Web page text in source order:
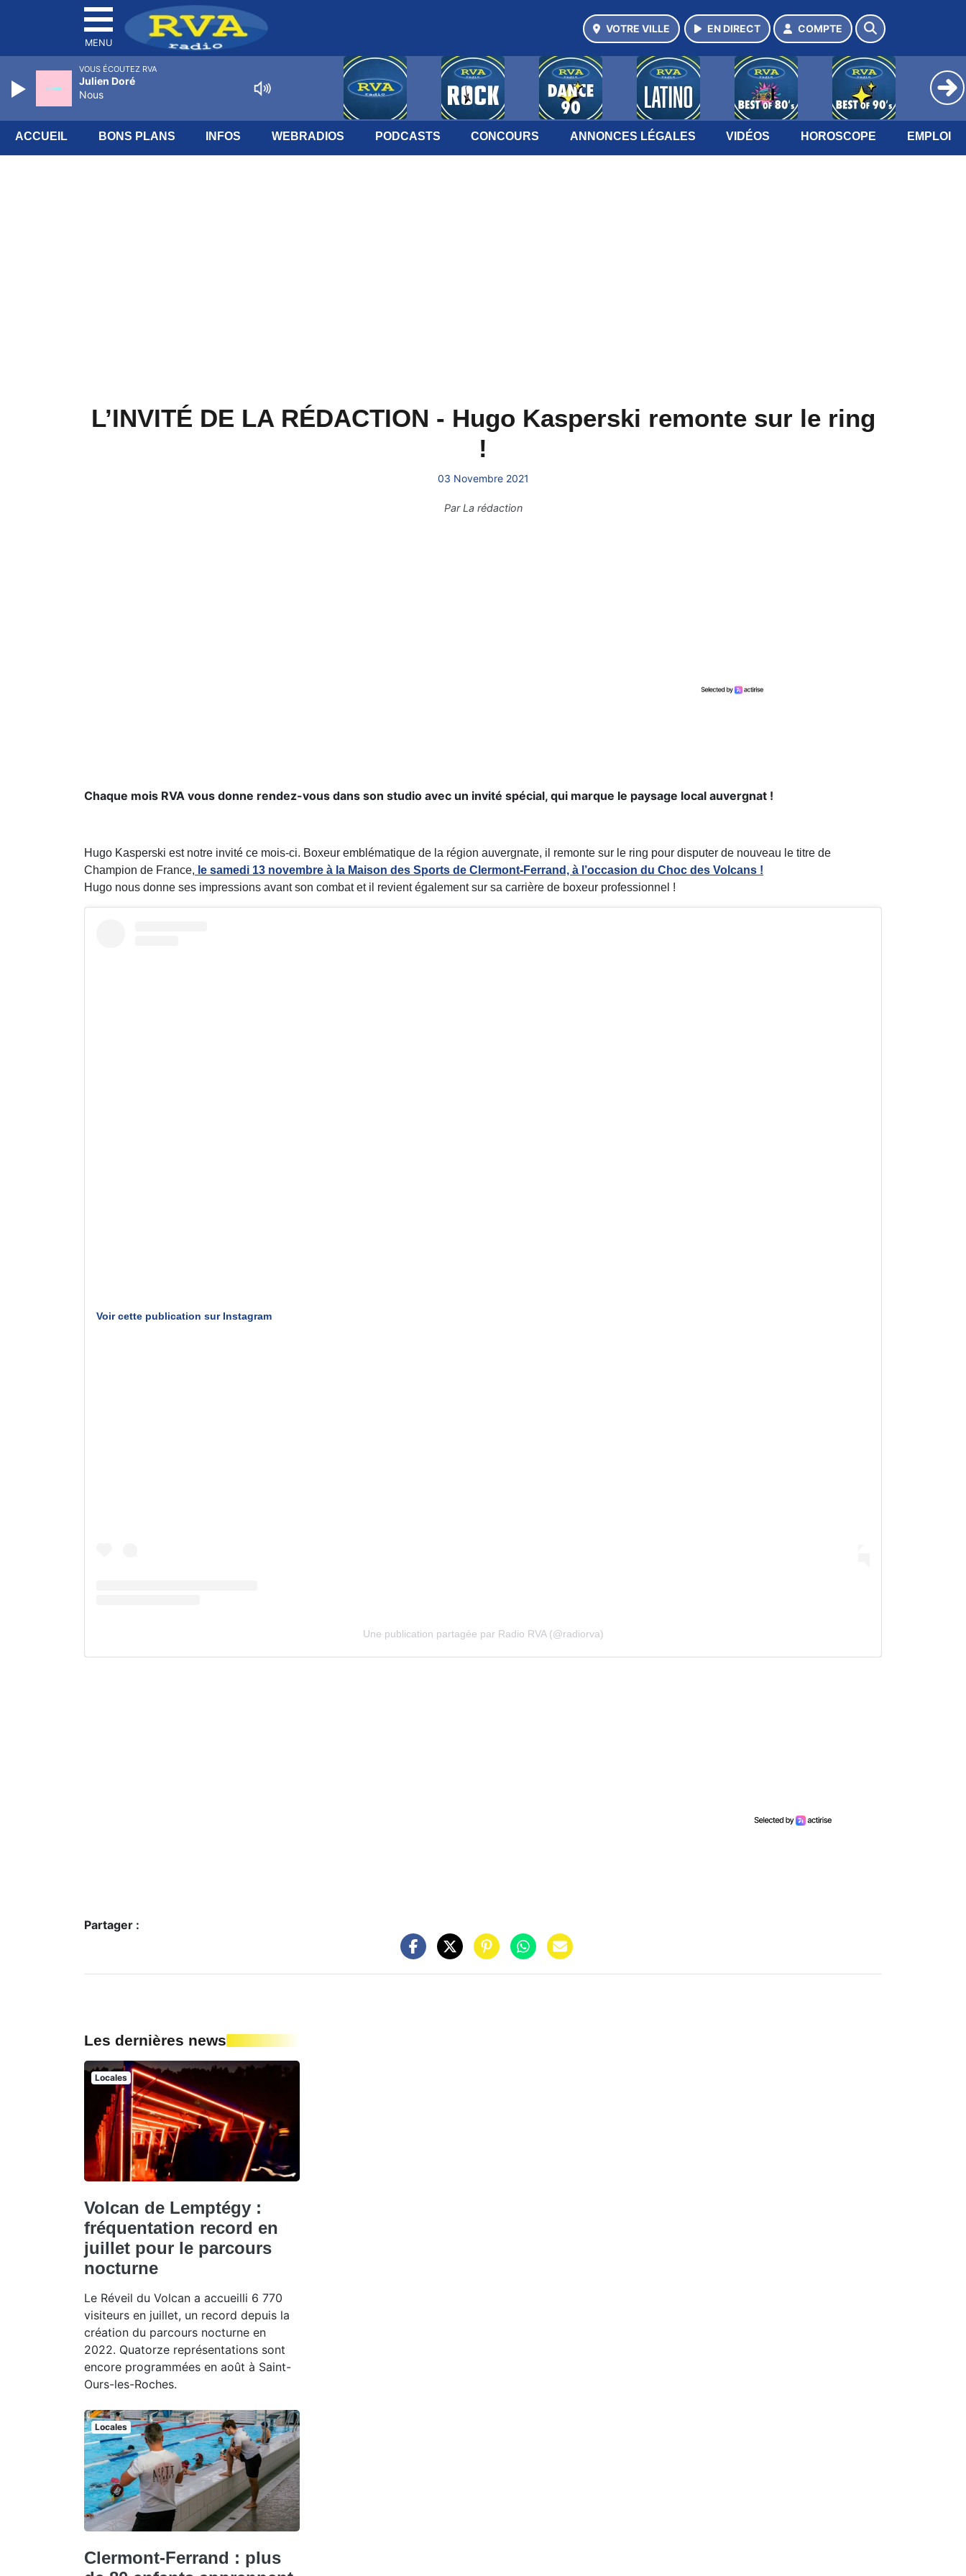
MENU
VOTRE VILLE EN DIRECT COMPTE
ACCUEIL BONS PLANS INFOS WEBRADIOS PODCASTS CONCOURS ANNONCES LÉGALES VIDÉOS HOROSCOPE EMPLOI
L’INVITÉ DE LA RÉDACTION - Hugo Kasperski remonte sur le ring
!
03 Novembre 2021
ParLa rédaction
Chaque mois RVA vous donne rendez-vous dans son studio avec un invité spécial, qui marque le paysage local auvergnat !
Hugo Kasperski est notre invité ce mois-ci. Boxeur emblématique de la région auvergnate, il remonte sur le ring pour disputer de nouveau le titre de
Champion de France, le samedi 13 novembre à la Maison des Sports de Clermont-Ferrand, à l’occasion du Choc des Volcans !
Hugo nous donne ses impressions avant son combat et il revient également sur sa carrière de boxeur professionnel !
Voir cette publication sur Instagram
Une publication partagée par Radio RVA (@radiorva)
Partager :
Les dernières news
Locales
Volcan de Lemptégy :
fréquentation record en
juillet pour le parcours
nocturne
Le Réveil du Volcan a accueilli 6 770
visiteurs en juillet, un record depuis la
création du parcours nocturne en
2022. Quatorze représentations sont
encore programmées en août à Saint-
Ours-les-Roches.
Locales
Clermont-Ferrand : plus
VOUS ÉCOUTEZ RVA
Julien Doré
Nous